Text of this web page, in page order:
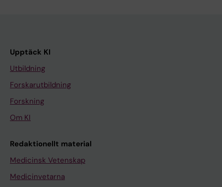
Upptäck KI
Utbildning
Forskarutbildning
Forskning
Om KI
Redaktionellt material
Medicinsk Vetenskap
Medicinvetarna